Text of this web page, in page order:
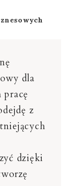
dla
z
dzięki